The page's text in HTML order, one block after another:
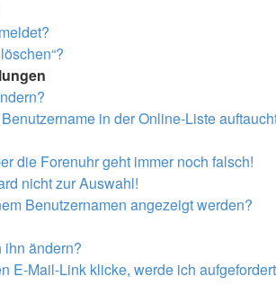
in der Online-Liste
die Forenuhr geht immer noch falsch!
nicht zur Auswahl!
Benutzernamen angezeigt werden?
ihn ändern?
E-Mail-Link klicke, werde ich